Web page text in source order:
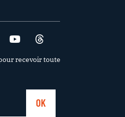
recevoir toute